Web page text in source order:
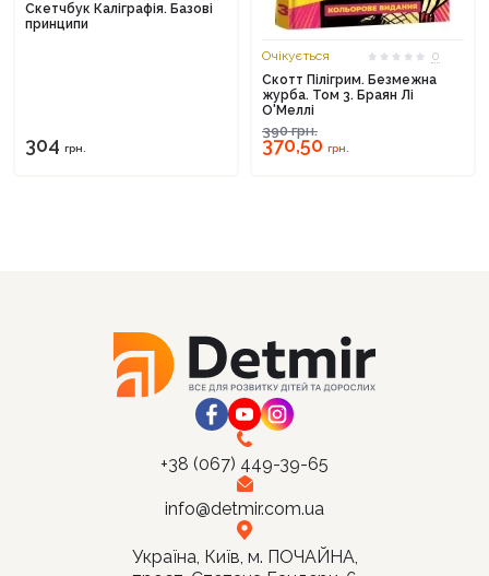
Скетчбук Каліграфія. Базові
принципи
304 грн.
Очікується
0
Скотт Пілігрим. Безмежна
журба. Том 3. Браян Лі
О'Меллі
390грн.
370,50 грн.
+38 (067) 449-39-65
info@detmir.com.ua
Україна, Київ, м. ПОЧАЙНА,